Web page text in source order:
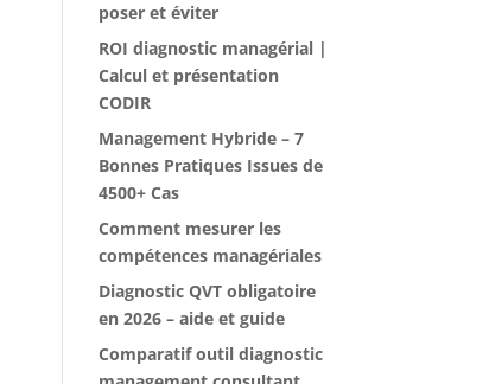
poser et éviter
ROI diagnostic managérial |
Calcul et présentation
CODIR
Management Hybride – 7
Bonnes Pratiques Issues de
4500+ Cas
Comment mesurer les
compétences managériales
Diagnostic QVT obligatoire
en 2026 – aide et guide
Comparatif outil diagnostic